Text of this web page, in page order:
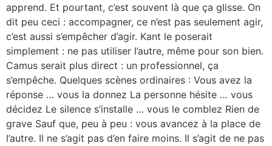
apprend. Et pourtant, c’est souvent là que ça glisse. On
dit peu ceci : accompagner, ce n’est pas seulement agir,
c’est aussi s’empêcher d’agir. Kant le poserait
simplement : ne pas utiliser l’autre, même pour son bien.
Camus serait plus direct : un professionnel, ça
s’empêche. Quelques scènes ordinaires : Vous avez la
réponse … vous la donnez La personne hésite … vous
décidez Le silence s’installe … vous le comblez Rien de
grave Sauf que, peu à peu : vous avancez à la place de
l’autre. Il ne s’agit pas d’en faire moins. Il s’agit de ne pas